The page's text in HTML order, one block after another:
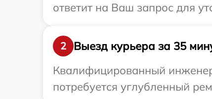
ответит на Ваш запрос для
2
Выезд курьера за 35
Квалифицированный инженер
потребуется углубленный